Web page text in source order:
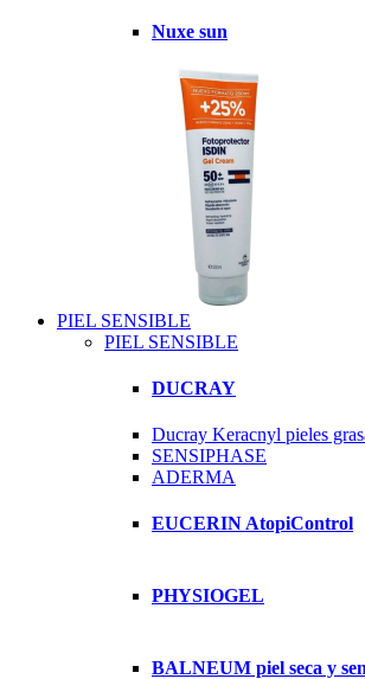
Nuxe sun
PIEL SENSIBLE
PIEL SENSIBLE
DUCRAY
Ducray Keracnyl pieles
SENSIPHASE
ADERMA
EUCERIN AtopiControl
PHYSIOGEL
BALNEUM piel seca y